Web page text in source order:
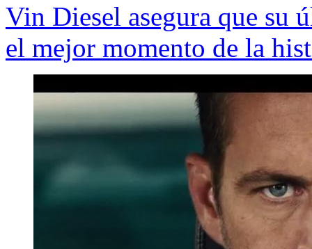
Vin Diesel asegura que su
el mejor momento de la